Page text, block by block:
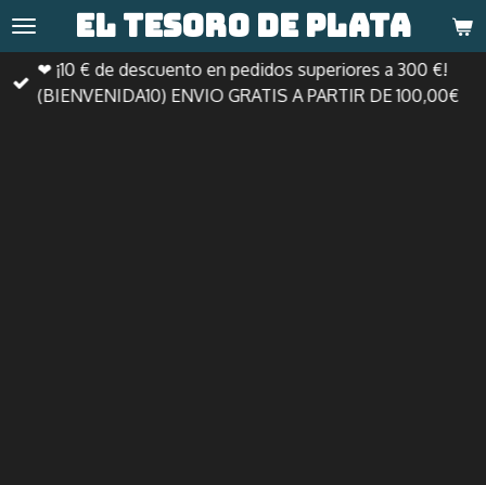
Ir
al
contenido
principal
El tesoro de plata
❤ ¡10 € de descuento en pedidos superiores a 300 €!
(BIENVENIDA10) ENVIO GRATIS A PARTIR DE 100,00€